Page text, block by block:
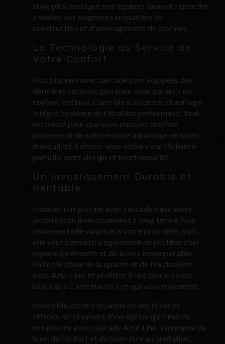
style plus exotique, nos équipes sauront répondre
à toutes vos exigences en matière de
construction et d'aménagement de piscines.
La Technologie au Service de
Votre Confort
Nos piscines avec cascade sont équipées des
dernières technologies pour vous garantir un
confort optimal. Contrôle à distance, chauffage
intégré, système de filtration performant : tout
est pensé pour que vous puissiez profiter
pleinement de votre espace aquatique en toute
tranquillité. Laissez-vous séduire par l'alliance
parfaite entre design et fonctionnalité.
Un Investissement Durable et
Rentable
Installer une piscine avec cascade dans votre
jardin est un investissement à long terme. Non
seulement elle valorisera votre propriété, mais
elle vous permettra également de profiter d'un
espace de détente et de loisirs incomparable.
Faites le choix de la qualité et de l'exclusivité
avec Azur Line, et profitez d'une piscine avec
cascade à Castelnau le-Lez qui vous ressemble.
Ensemble, créons le jardin de vos rêves et
offrons-lui l'élément d'exception qu'il mérite :
une piscine avec cascade Azur Line, synonyme de
luxe, de confort et de bien-être au quotidien.